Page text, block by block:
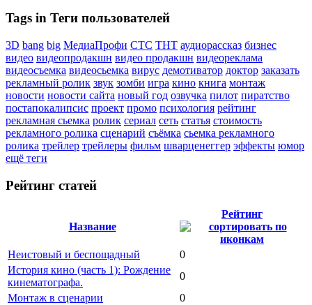
Tags in Теги пользователей
3D bang big МедиаПрофи СТС ТНТ аудиорассказ бизнес
видео видеопродакшн видео продакшн видеореклама
видеосъемка видеосьемка вирус демотиватор доктор заказать
рекламный ролик звук зомби игра кино книга монтаж
новости новости сайта новый год озвучка пилот пиратство
постапокалипсис проект промо психология рейтинг
рекламная сьемка ролик сериал сеть статья стоимость
рекламного ролика сценарий съёмка сьемка рекламного
ролика трейлер трейлеры фильм шварценеггер эффекты юмор
ещё теги
Рейтинг статей
Название
Рейтинг
Неистовый и беспощадный
0
История кино (часть 1): Рождение
кинематографа.
0
Монтаж в сценарии
0